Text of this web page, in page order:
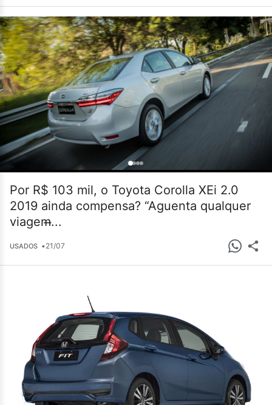
Por R$ 103 mil, o Toyota Corolla XEi 2.0
2019 ainda compensa? “Aguenta qualquer
viagem̶...
USADOS •21/07